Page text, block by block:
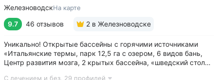
ЖелезноводскНа карте
9.7 46 отзывов 2 в Железноводске
Уникально! Открытые бассейны с горячими источниками
«Итальянские термы, парк 12,5 га с озером, 6 видов бань,
Центр развития мозга, 2 крытых бассейна, «шведский стол»
С лечением и без, 29 профилей